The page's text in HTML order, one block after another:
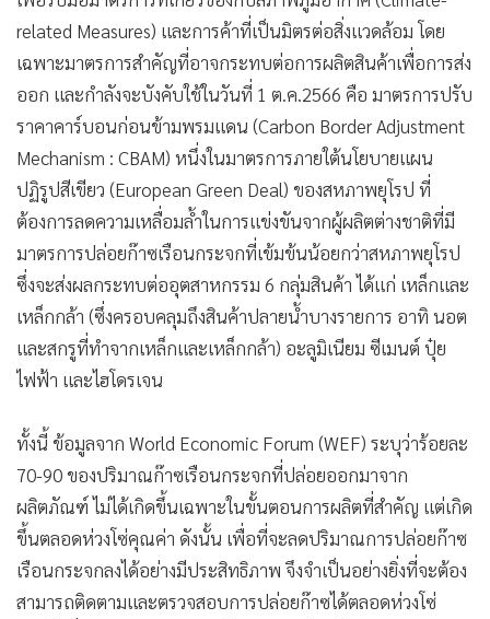
related Measures) และการค้าที่เป็นมิตรต่อสิ่งแวดล้อม โดย
เฉพาะมาตรการสำคัญที่อาจกระทบต่อการผลิตสินค้าเพื่อการส่ง
ออก และกำลังจะบังคับใช้ในวันที่ 1 ต.ค.2566 คือ มาตรการปรับ
ราคาคาร์บอนก่อนข้ามพรมแดน (Carbon Border Adjustment
Mechanism : CBAM) หนึ่งในมาตรการภายใต้นโยบายแผน
ปฏิรูปสีเขียว (European Green Deal) ของสหภาพยุโรป ที่
ต้องการลดความเหลื่อมล้ำในการแข่งขันจากผู้ผลิตต่างชาติที่มี
มาตรการปล่อยก๊าซเรือนกระจกที่เข้มข้นน้อยกว่าสหภาพยุโรป
ซึ่งจะส่งผลกระทบต่ออุตสาหกรรม 6 กลุ่มสินค้า ได้แก่ เหล็กและ
เหล็กกล้า (ซึ่งครอบคลุมถึงสินค้าปลายน้ำบางรายการ อาทิ นอต
และสกรูที่ทำจากเหล็กและเหล็กกล้า) อะลูมิเนียม ซีเมนต์ ปุ๋ย
ไฟฟ้า และไฮโดรเจน
ทั้งนี้ ข้อมูลจาก World Economic Forum (WEF) ระบุว่าร้อยละ
70-90 ของปริมาณก๊าซเรือนกระจกที่ปล่อยออกมาจาก
ผลิตภัณฑ์ ไม่ได้เกิดขึ้นเฉพาะในขั้นตอนการผลิตที่สำคัญ แต่เกิด
ขึ้นตลอดห่วงโซ่คุณค่า ดังนั้น เพื่อที่จะลดปริมาณการปล่อยก๊าซ
เรือนกระจกลงได้อย่างมีประสิทธิภาพ จึงจำเป็นอย่างยิ่งที่จะต้อง
สามารถติดตามและตรวจสอบการปล่อยก๊าซได้ตลอดห่วงโซ่